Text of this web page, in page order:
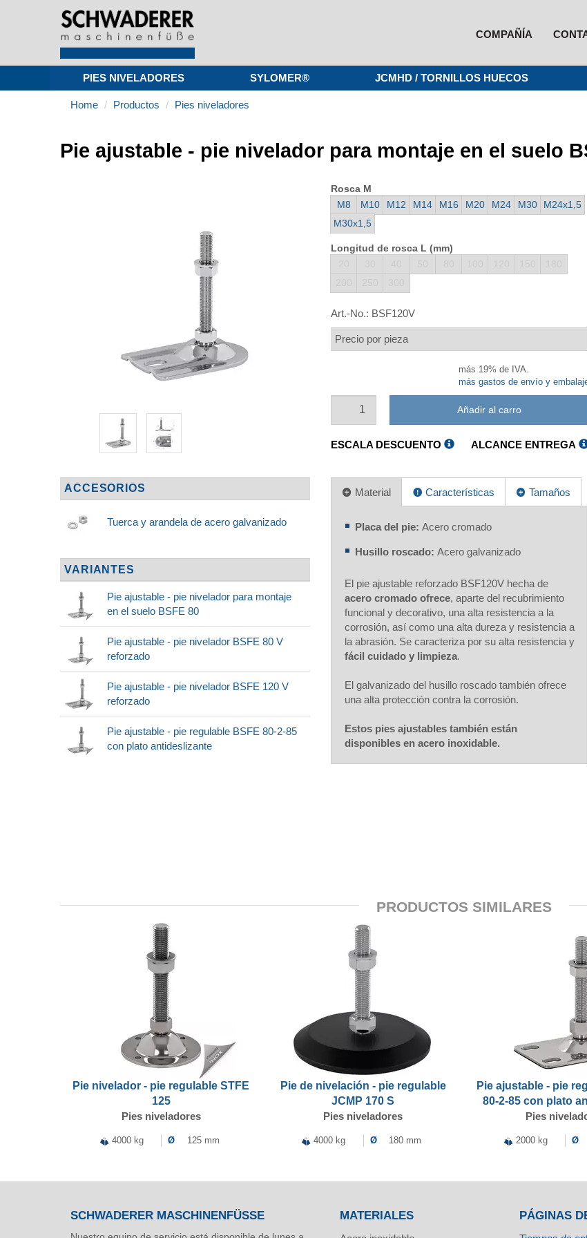
COMPAÑÍA
PIES NIVELADORES SYLOMER® JCMHD / TORNILLOS HUECOS
Home Productos Pies niveladores
Pie ajustable - pie nivelador para montaje en el suelo
Rosca M
M8 M10 M12 M14 M16 M20 M24 M30
M24x1,5
M30x1,5
Longitud de rosca L (mm)
Art.-No.: BSF120V
Precio por pieza
más 19% de IVA.
más gastos de envío y
Añadir al carro
ESCALA DESCUENTO ALCANCE ENTREGA
ACCESORIOS
Tuerca y arandela de acero galvanizado
VARIANTES
Pie ajustable - pie nivelador para montaje
en el suelo BSFE 80
Pie ajustable - pie nivelador BSFE 80 V
reforzado
Pie ajustable - pie nivelador BSFE 120 V
reforzado
Pie ajustable - pie regulable BSFE 80-2-85
con plato antideslizante
Material Características Tamaños
Placa del pie:Acero cromado
Husillo roscado:Acero galvanizado
El pie ajustable reforzado BSF120V hecha de
acero cromado ofrece, aparte del recubrimiento
funcional y decorativo, una alta resistencia a la
corrosión, así como una alta dureza y resistencia a
la abrasión. Se caracteriza por su alta resistencia y
fácil cuidado y limpieza.
El galvanizado del husillo roscado también ofrece
una alta protección contra la corrosión.
Estos pies ajustables también están
disponibles en acero inoxidable.
PRODUCTOS SIMILARES
Pie nivelador - pie regulable STFE
125
Pies niveladores
4000 kg Ø 125 mm
Pie de nivelación - pie regulable
JCMP 170 S
Pies niveladores
4000 kg Ø 180 mm
Pie ajustable - pie
80-2-85 con plato
Pies
2000 kg Ø
SCHWADERER MASCHINENFÜSSE MATERIALES PÁGINAS